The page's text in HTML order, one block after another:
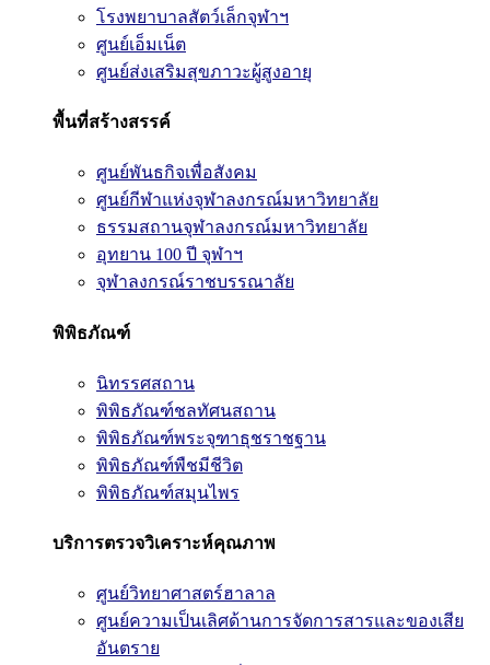
โรงพยาบาลสัตว์เล็กจุฬาฯ
ศูนย์เอ็มเน็ต
ศูนย์ส่งเสริมสุขภาวะผู้สูงอายุ
พื้นที่สร้างสรรค์
ศูนย์พันธกิจเพื่อสังคม
ศูนย์กีฬาแห่งจุฬาลงกรณ์มหาวิทยาลัย
ธรรมสถานจุฬาลงกรณ์มหาวิทยาลัย
อุทยาน 100 ปี จุฬาฯ
จุฬาลงกรณ์ราชบรรณาลัย
พิพิธภัณฑ์
นิทรรศสถาน
พิพิธภัณฑ์ชลทัศนสถาน
พิพิธภัณฑ์พระจุฑาธุชราชฐาน
พิพิธภัณฑ์พืชมีชีวิต
พิพิธภัณฑ์สมุนไพร
บริการตรวจวิเคราะห์คุณภาพ
ศูนย์วิทยาศาสตร์ฮาลาล
ศูนย์ความเป็นเลิศด้านการจัดการสารและของเสีย
อันตราย